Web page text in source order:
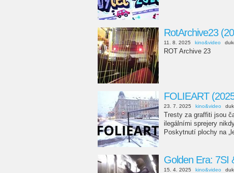
RotArchive23
11. 8. 2025 kino&video
ROT Archive 23
FOLIEART
23. 7. 2025 kino&video
Tresty za graffiti jsou
ilegálními sprejery
Poskytnutí plochy na
Golden Era: 7SI
15. 4. 2025 kino&video